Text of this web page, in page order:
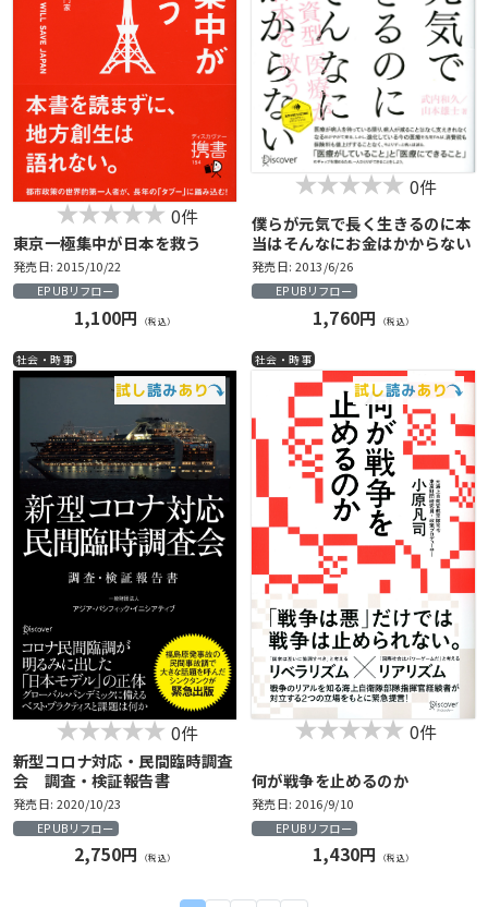
0件
東京一極集中が日本を救う
発売日: 2015/10/22
EPUBリフロー
1,100円 （税込）
0件
僕らが元気で長く生きるのに本
当はそんなにお金はかからない
発売日: 2013/6/26
EPUBリフロー
1,760円 （税込）
社会・時事
0件
新型コロナ対応・民間臨時調査
会 調査・検証報告書
発売日: 2020/10/23
EPUBリフロー
2,750円 （税込）
社会・時事
0件
何が戦争を止めるのか
発売日: 2016/9/10
EPUBリフロー
1,430円 （税込）